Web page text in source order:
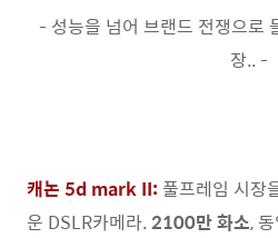
- 성능을 넘어 브랜드 전쟁으로
장.. -
캐논 5d mark II: 풀프레임 시장
운 DSLR카메라. 2100만 화소,